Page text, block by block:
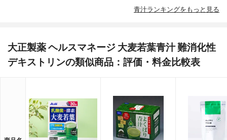
青汁ランキングをもっと見る
大正製薬 ヘルスマネージ 大麦若葉青汁 難消化性
デキストリンの類似商品：評価・料金比較表